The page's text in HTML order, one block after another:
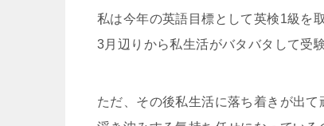
私は今年の英語目標として英検1級を
3月辺りから私生活がバタバタして受
ただ、その後私生活に落ち着きが出